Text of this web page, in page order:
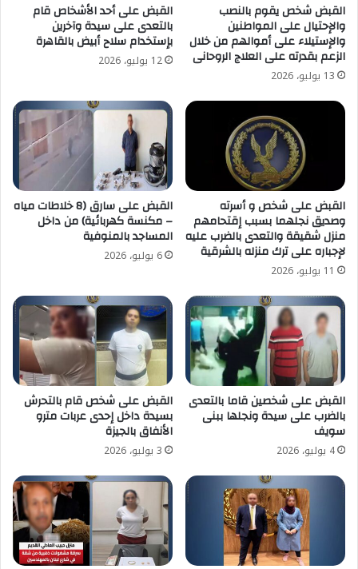
القبض شخص يقوم بالنصب
والإحتيال على المواطنين
والإستيلاء على أموالهم من خلال
الزعم بقدرته على العلاج الروحانى
13 يوليو، 2026
القبض على أحد الأشخاص قام
بالتعدى على سيدة وآخرين
بإستخدام سلاح أبيض بالقاهرة
12 يوليو، 2026
القبض على شخص و أسرته
وصديق نجلهما بسبب إقتحامهم
منزل شقيقة والتعدى بالضرب عليه
لإجباره على ترك منزله بالشرقية
11 يوليو، 2026
القبض على سارق (8 خلاطات مياه
– مكنسة كهربائية) من داخل
المساجد بالمنوفية
6 يوليو، 2026
القبض على شخصين قاما بالتعدى
بالضرب على سيدة ونجلها ببنى
سويف
4 يوليو، 2026
القبض على شخص قام بالتحرش
بسيدة داخل إحدى عربات مترو
الأنفاق بالجيزة
3 يوليو، 2026